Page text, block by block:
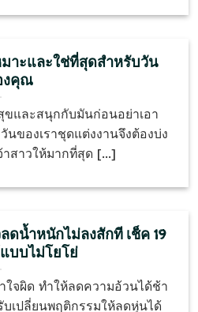
มาะและใช่ที่สุดสำหรับวัน
งคุณ
และสนุกกับมันก่อนอย่าเอา
ของเราชุดแต่งงานจึงต้องบ่ง
สาวให้มากที่สุด [...]
ดน้ำหนักไม่ลงสักที เช็ค 19
บบไม่โยโย่
ใจผิด ทำให้ลดความอ้วนได้ช้า
เปลี่ยนพฤติกรรมให้ลดหุ่นได้